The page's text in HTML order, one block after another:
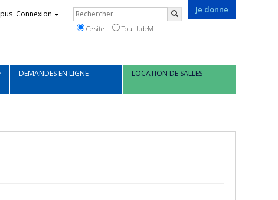
Je donne
Connexion Rechercher
Ce site Tout UdeM
DEMANDES EN LIGNE LOCATION DE SALLES